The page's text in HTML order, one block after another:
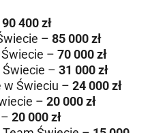
90 400 zł
– 85 000 zł
– 70 000 zł
Świecie – 31 000 zł
w Świeciu – 24 000 zł
– 20 000 zł
20 000 zł